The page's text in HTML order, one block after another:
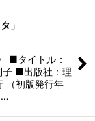
」
■タイトル：
子 ■出版社：理
初版発行年
…